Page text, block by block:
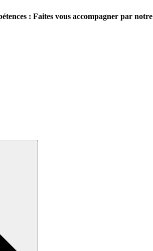
: Faites vous accompagner par